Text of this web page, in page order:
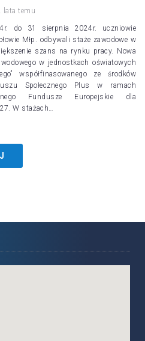
lata temu
do 31 sierpnia 2024r. uczniowie
Młp. odbywali staże zawodowe w
szans na rynku pracy. Nowa
w jednostkach oświatowych
współfinasowanego ze środków
Społecznego Plus w ramach
Fundusze Europejskie dla
W stażach…